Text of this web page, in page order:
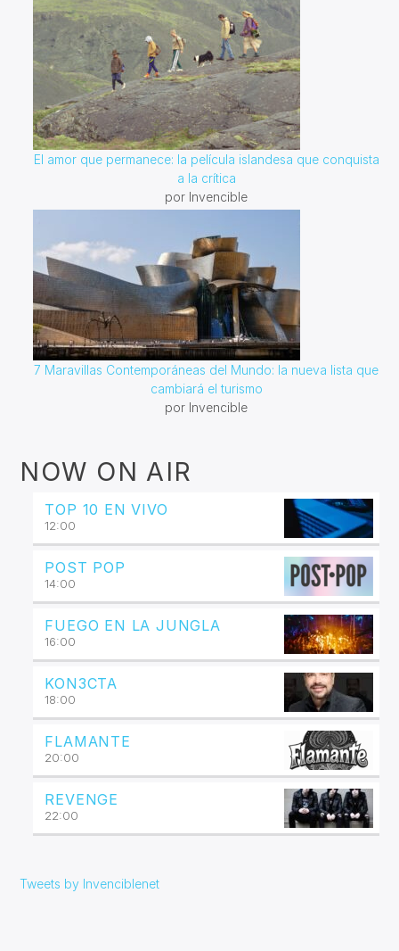
El amor que permanece: la película islandesa que conquista
a la crítica
por Invencible
7 Maravillas Contemporáneas del Mundo: la nueva lista que
cambiará el turismo
por Invencible
NOW ON AIR
TOP 10 EN VIVO
12:00
POST POP
14:00
FUEGO EN LA JUNGLA
16:00
KON3CTA
18:00
FLAMANTE
20:00
REVENGE
22:00
Tweets by Invenciblenet